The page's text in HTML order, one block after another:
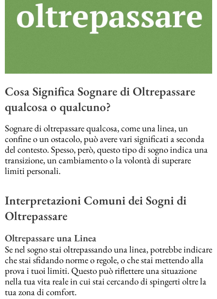
Cosa Significa Sognare di Oltrepassare
qualcosa o qualcuno?
Sognare di oltrepassare qualcosa, come una linea, un
confine o un ostacolo, può avere vari significati a seconda
del contesto. Spesso, però, questo tipo di sogno indica una
transizione, un cambiamento o la volontà di superare
limiti personali.
Interpretazioni Comuni dei Sogni di
Oltrepassare
Oltrepassare una Linea
Se nel sogno stai oltrepassando una linea, potrebbe indicare
che stai sfidando norme o regole, o che stai mettendo alla
prova i tuoi limiti. Questo può riflettere una situazione
nella tua vita reale in cui stai cercando di spingerti oltre la
tua zona di comfort.